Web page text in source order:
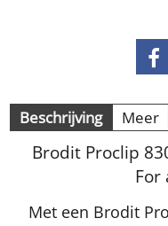
Beschrijving Meer
Brodit Proclip
For
Met een Brodit